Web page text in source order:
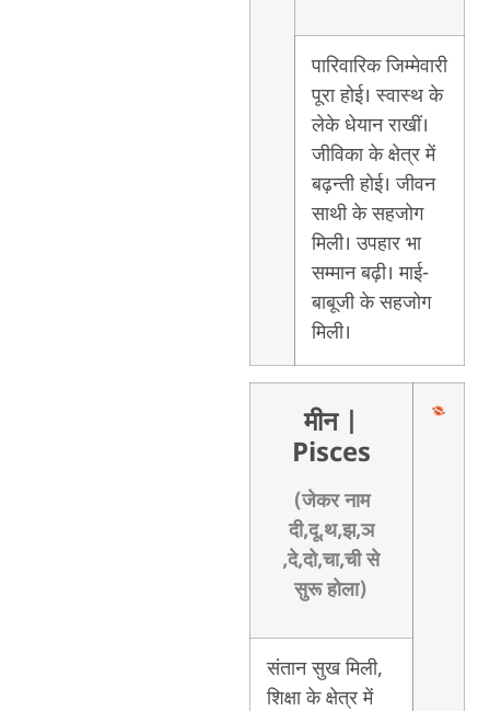
पारिवारिक जिम्मेवारी
पूरा होई। स्वास्थ के
लेके धेयान राखीं।
जीविका के क्षेत्र में
बढ़न्ती होई। जीवन
साथी के सहजोग
मिली। उपहार भा
सम्मान बढ़ी। माई-
बाबूजी के सहजोग
मिली।
मीन
Pisces
(जेकर नाम
दी,दू,थ,झ,ञ
,दे,दो,चा,ची से
सुरू होला)
संतान सुख मिली,
शिक्षा के क्षेत्र में